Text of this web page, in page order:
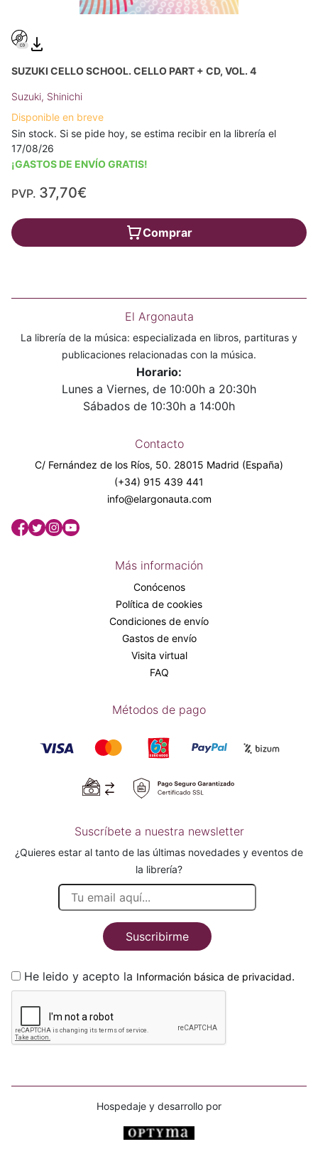
SUZUKI CELLO SCHOOL. CELLO PART + CD, VOL. 4
Suzuki, Shinichi
Disponible en breve
Sin stock. Si se pide hoy, se estima recibir en la librería el
17/08/26
¡GASTOS DE ENVÍO GRATIS!
PVP. 37,70€
Comprar
El Argonauta
La librería de la música: especializada en libros, partituras y
publicaciones relacionadas con la música.
Horario:
Lunes a Viernes, de 10:00h a 20:30h
Sábados de 10:30h a 14:00h
Contacto
C/ Fernández de los Ríos, 50. 28015 Madrid (España)
(+34) 915 439 441
info@elargonauta.com
Más información
Conócenos
Política de cookies
Condiciones de envío
Gastos de envío
Visita virtual
FAQ
Métodos de pago
Suscríbete a nuestra newsletter
¿Quieres estar al tanto de las últimas novedades y eventos de
la librería?
Suscribirme
He leido y acepto la Información básica de privacidad.
Hospedaje y desarrollo por